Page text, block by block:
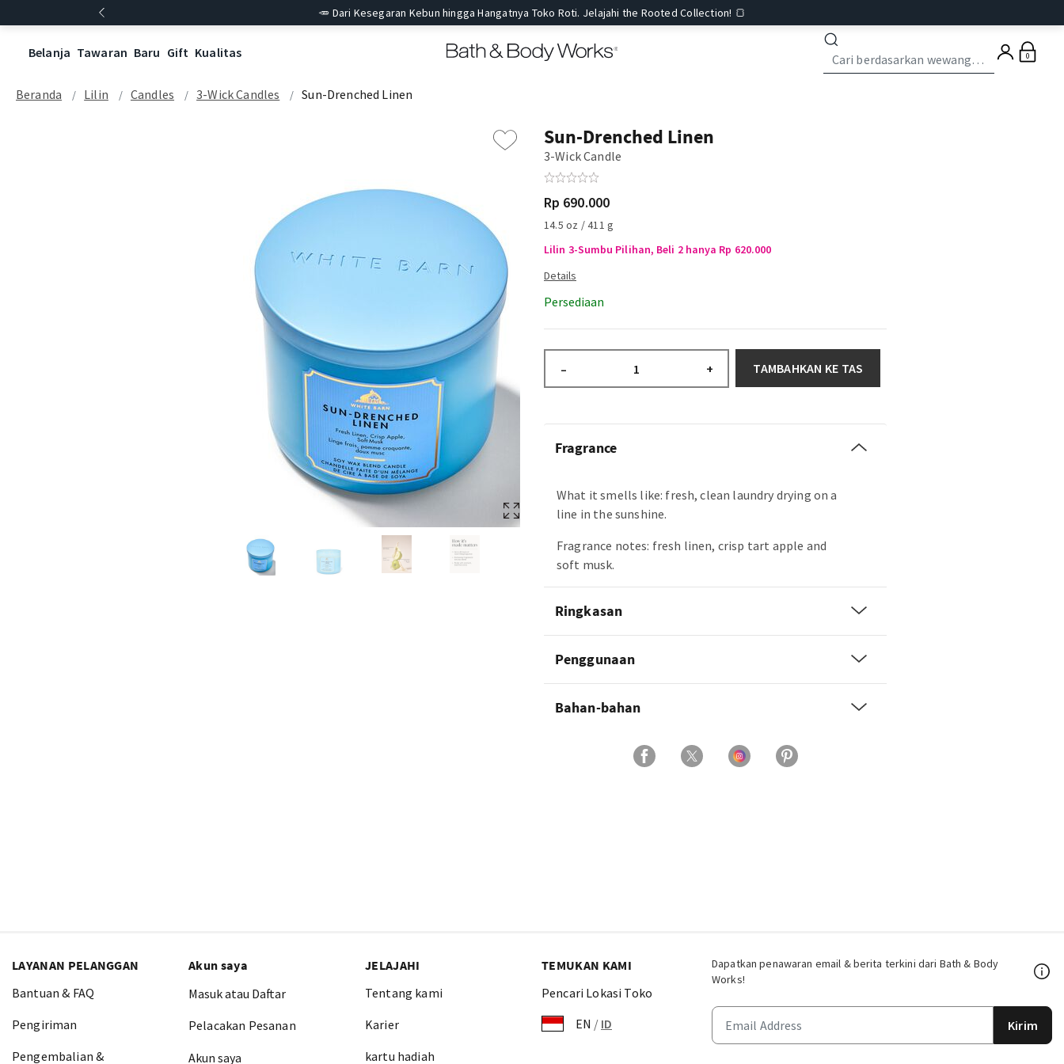
🥕 Dari Kesegaran Kebun hingga Hangatnya Toko Roti. Jelajahi the Rooted Collection! 🍞
Belanja Tawaran Baru Gift Kualitas 0
Beranda Lilin Candles 3-Wick Candles Sun-Drenched Linen
Sun-Drenched Linen
3-Wick Candle
Rp 690.000
14.5 oz / 411 g
Lilin 3-Sumbu Pilihan, Beli 2 hanya Rp 620.000
Persediaan
– + TAMBAHKAN KE TAS
Fragrance
What it smells like: fresh, clean laundry drying on a
line in the sunshine.
Fragrance notes: fresh linen, crisp tart apple and
soft musk.
Ringkasan
Penggunaan
Bahan-bahan
Dapatkan penawaran email & berita terkini dari Bath & Body
Works!
Kirim
LAYANAN PELANGGAN
Bantuan & FAQ
Pengiriman
Pengembalian &
Akun saya
Masuk atau Daftar
Pelacakan Pesanan
Akun saya
JELAJAHI
Tentang kami
Karier
kartu hadiah
TEMUKAN KAMI
Pencari Lokasi Toko
EN / ID